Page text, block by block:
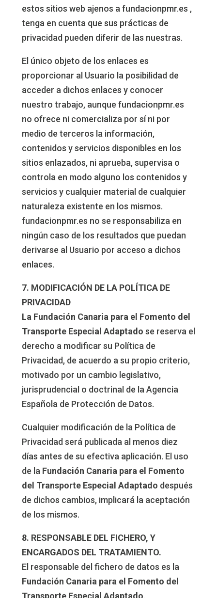
estos sitios web ajenos a fundacionpmr.es ,
tenga en cuenta que sus prácticas de
privacidad pueden diferir de las nuestras.
El único objeto de los enlaces es
proporcionar al Usuario la posibilidad de
acceder a dichos enlaces y conocer
nuestro trabajo, aunque fundacionpmr.es
no ofrece ni comercializa por sí ni por
medio de terceros la información,
contenidos y servicios disponibles en los
sitios enlazados, ni aprueba, supervisa o
controla en modo alguno los contenidos y
servicios y cualquier material de cualquier
naturaleza existente en los mismos.
fundacionpmr.es no se responsabiliza en
ningún caso de los resultados que puedan
derivarse al Usuario por acceso a dichos
enlaces.
7. MODIFICACIÓN DE LA POLÍTICA DE
PRIVACIDAD
La Fundación Canaria para el Fomento del
Transporte Especial Adaptado se reserva el
derecho a modificar su Política de
Privacidad, de acuerdo a su propio criterio,
motivado por un cambio legislativo,
jurisprudencial o doctrinal de la Agencia
Española de Protección de Datos.
Cualquier modificación de la Política de
Privacidad será publicada al menos diez
días antes de su efectiva aplicación. El uso
de la Fundación Canaria para el Fomento
del Transporte Especial Adaptado después
de dichos cambios, implicará la aceptación
de los mismos.
8. RESPONSABLE DEL FICHERO, Y
ENCARGADOS DEL TRATAMIENTO.
El responsable del fichero de datos es la
Fundación Canaria para el Fomento del
Transporte Especial Adaptado.